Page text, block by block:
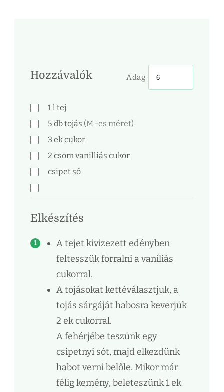
Hozzávalók Adag
1l tej
5 dbtojás (M -es méret)
3 ekcukor
2 csomvanilliás cukor
csipet só
Elkészítés
A tejet kivizezett edényben
feltesszük forralni a vaníliás
cukorral.
A tojásokat kettéválasztjuk, a
tojás sárgáját habosra keverjük
2 ek cukorral.
A fehérjébe teszünk egy
csipetnyi sót, majd elkezdünk
habot verni belőle. Mikor már
félig kemény, beleteszünk 1 ek